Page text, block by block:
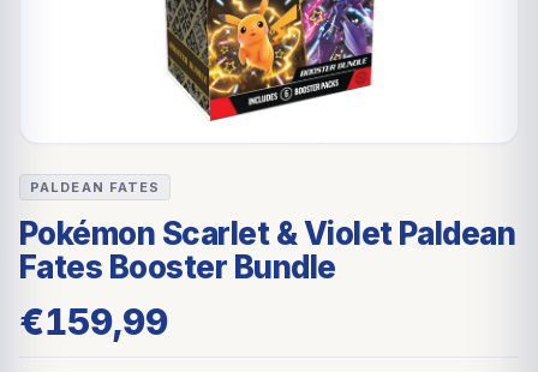
PALDEAN FATES
Pokémon Scarlet & Violet Paldean
Fates Booster Bundle
€159,99